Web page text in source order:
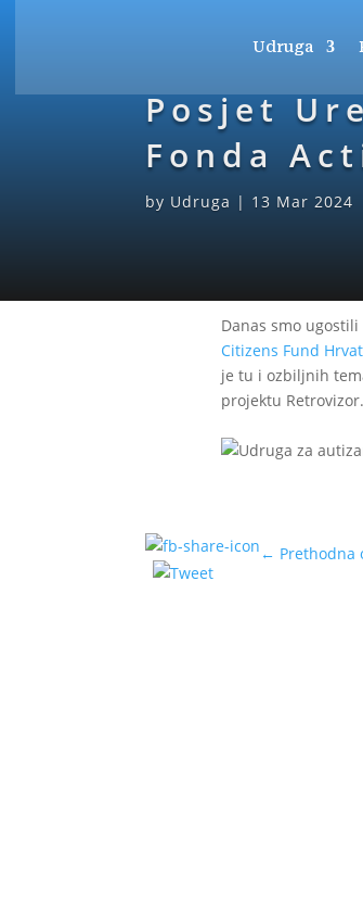
Udruga
Posjet
Fonda
by Udruga | 13 Mar 2024
Danas smo
Citizens Fund
je tu i ozbiljnih
projektu Retrovizor.
← Prethodna